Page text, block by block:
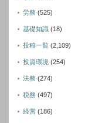
労務 (525)
基礎知識 (18)
投稿一覧 (2,109)
投資環境 (254)
法務 (274)
税務 (497)
経営 (186)